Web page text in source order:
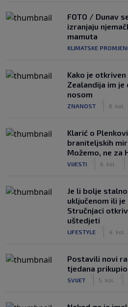
FOTO / Dunav
izranjaju
mamuta
KLIMATSKE
Kako je
Zealandija im
nosom
ZNANOST 6. kol.
Klarić o
braniteljskih
Možemo, ne za
VIJESTI 6. kol.
Je li bolje
uključenom ili
Stručnjaci
uštedjeti
LIFESTYLE 4. kol.
Postavili novi
tjedana
SVIJET 5. kol.